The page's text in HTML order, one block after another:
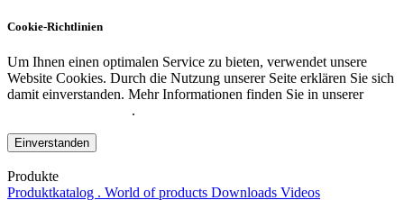
Cookie-Richtlinien
Um Ihnen einen optimalen Service zu bieten, verwendet unsere
Website Cookies. Durch die Nutzung unserer Seite erklären Sie sich
damit einverstanden. Mehr Informationen finden Sie in unserer
.
Einverstanden
Produkte
Produktkatalog . World of products Downloads Videos